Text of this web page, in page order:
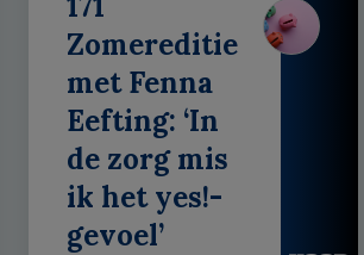
Zomereditie
met Fenna
Eefting: ‘In
de zorg mis
ik het yes!-
gevoel’